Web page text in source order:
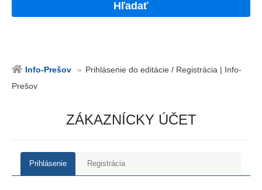
Hľadať
Info-Prešov
Prihlásenie do editácie / Registrácia | Info-
Prešov
ZÁKAZNÍCKY ÚČET
Prihlásenie Registrácia